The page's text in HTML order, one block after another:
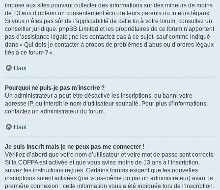
impose aux sites pouvant collecter des informations sur des mineurs de moins
de 13 ans d’obtenir un consentement écrit de leurs parents ou tuteurs légaux.
Si vous n’êtes pas sûr de l’applicabilité de cette loi à votre forum, consultez un
conseiller juridique. phpBB Limited et les propriétaires de ce forum n’apportent
pas d’assistance légale ; ne les contactez pas à ce sujet, sauf comme indiqué
dans « Qui dois-je contacter à propos de problèmes d’abus ou d’ordres légaux
liés à ce forum ? ».
Haut
Pourquoi ne puis-je pas m’inscrire ?
Un administrateur a peut-être désactivé les inscriptions, ou banni votre
adresse IP, ou interdit le nom d’utilisateur souhaité. Pour plus d’informations,
contactez un administrateur du forum.
Haut
Je suis inscrit mais je ne peux pas me connecter !
Vérifiez d’abord que votre nom d’utilisateur et votre mot de passe sont corrects.
Si la COPPA est activée et que vous aviez moins de 13 ans à l’inscription,
suivez les instructions reçues. Certains forums exigent que les nouvelles
inscriptions soient activées (par vous-même ou par un administrateur) avant la
première connexion : cette information vous a été indiquée lors de l’inscription.